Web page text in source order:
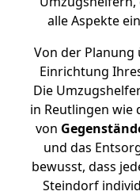
alle Aspekte
Von der
Einrichtung
Die
in Reutlingen wie
von
und das
bewusst, dass
Steindorf